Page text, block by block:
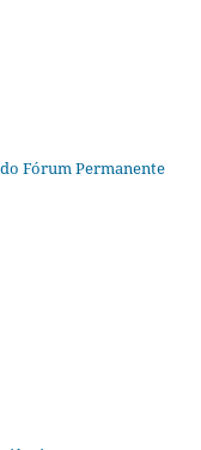
Fórum Permanente